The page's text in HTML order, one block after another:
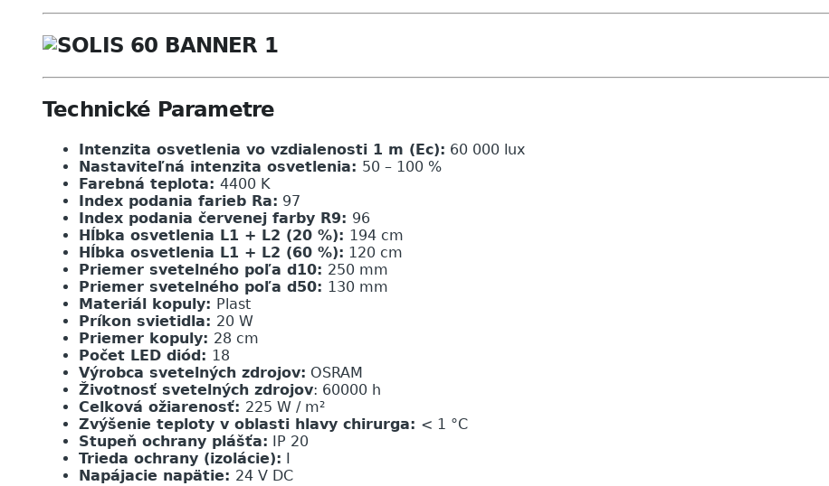
Technické Parametre
Intenzita osvetlenia vo vzdialenosti 1 m (Ec): 60 000 lux
Nastaviteľná intenzita osvetlenia: 50 – 100 %
Farebná teplota: 4400 K
Index podania farieb Ra: 97
Index podania červenej farby R9: 96
Hĺbka osvetlenia L1 + L2 (20 %): 194 cm
Hĺbka osvetlenia L1 + L2 (60 %): 120 cm
Priemer svetelného poľa d10: 250 mm
Priemer svetelného poľa d50: 130 mm
Materiál kopuly: Plast
Príkon svietidla: 20 W
Priemer kopuly: 28 cm
Počet LED diód: 18
Výrobca svetelných zdrojov: OSRAM
Životnosť svetelných zdrojov: 60000 h
Celková ožiarenosť: 225 W / m²
Zvýšenie teploty v oblasti hlavy chirurga: < 1 °C
Stupeň ochrany plášťa: IP 20
Trieda ochrany (izolácie):
Napájacie napätie: 24 V DC